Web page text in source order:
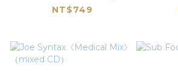
Magic》（CD）
NT$749